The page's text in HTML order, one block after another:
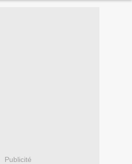
Publicité